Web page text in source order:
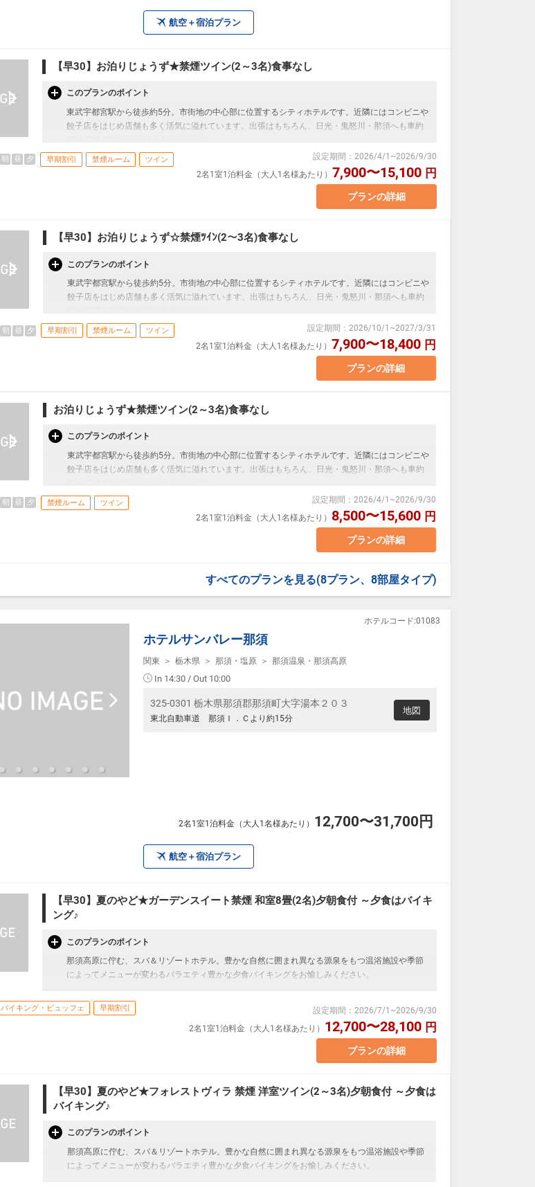
航空＋宿泊プラン
【早30】お泊りじょうず★禁煙ツイン(2～3名)食事なし
このプランのポイント
東武宇都宮駅から徒歩約5分。市街地の中心部に位置するシティホテルです。近隣にはコンビニや
餃子店をはじめ店舗も多く活気に溢れています。出張はもちろん、日光・鬼怒川・那須へも車約
◆ご宿泊日の30日前までご予約いただけます。
・禁煙ツインルーム 22平米 バス・トイレ付 正ベッド幅120cm×2台
す。
【宿泊施設における「こども・添い寝」について】
※0～6歳（未就学児)は添い寝対応が可能です。
朝 昼 夕 早期割引 禁煙ルーム ツイン 設定期間 ： 2026/4/1 ~2026/9/30
2名1室1泊料金（大人1名様あたり） 7,900〜15,100 円
プランの詳細
【早30】お泊りじょうず☆禁煙ﾂｲﾝ(2～3名)食事なし
このプランのポイント
東武宇都宮駅から徒歩約5分。市街地の中心部に位置するシティホテルです。近隣にはコンビニや
餃子店をはじめ店舗も多く活気に溢れています。出張はもちろん、日光・鬼怒川・那須へも車約
◆ご宿泊日の30日前までご予約いただけます。
※禁煙ツインルーム 22平米 バス・トイレ付 正ベッド幅120cm×2台
・宿泊税が必要な場合は現地払いとなります。（実施している自治体のみ）
【宿泊施設における「こども・添い寝」について】
・0～6歳（未就学児)は添い寝対応が可能です。（正ベッド1台につき1名様）
・添い寝のお子様がいる場合は「施設へのメッセージ」に人数・年齢を必ず入力ください。
※本プランは価格変動制です。
・予約のタイミングや空室状況により代金が変動するため、閲覧時と予約時で
朝 昼 夕 早期割引 禁煙ルーム ツイン 設定期間 ： 2026/10/1 ~2027/3/31
2名1室1泊料金（大人1名様あたり） 7,900〜18,400 円
プランの詳細
お泊りじょうず★禁煙ツイン(2～3名)食事なし
このプランのポイント
東武宇都宮駅から徒歩約5分。市街地の中心部に位置するシティホテルです。近隣にはコンビニや
餃子店をはじめ店舗も多く活気に溢れています。出張はもちろん、日光・鬼怒川・那須へも車約
【お部屋タイプ】
・禁煙ツインルーム 22平米 バス・トイレ付 正ベッド幅120cm×2台
・3名様1室にてご宿泊の場合は正ベッド＋ソファーベッド（ベッド幅100㎝）のご利用となりま
※添い寝のお子様がいる場合は「施設へのメッセージ」に人数・年齢を必ず入力してください。
朝 昼 夕 禁煙ルーム ツイン 設定期間 ： 2026/4/1 ~2026/9/30
2名1室1泊料金（大人1名様あたり） 8,500〜15,600 円
プランの詳細
すべてのプランを見る(8プラン、8部屋タイプ)
ホテルサンバレー那須
ホテルコード:01083
関東 栃木県 那須・塩原 那須温泉・那須高原
In 14:30 / Out 10:00
325-0301 栃木県那須郡那須町大字湯本２０３
東北自動車道 那須Ｉ．Ｃより約15分
地図
2名1室1泊料金（大人1名様あたり） 12,700〜31,700円
航空＋宿泊プラン
【早30】夏のやど★ガーデンスイート禁煙 和室8畳(2名)夕朝食付 ～夕食はバイキ
ング♪
このプランのポイント
那須高原に佇む、スパ＆リゾートホテル。豊かな自然に囲まれ異なる源泉をもつ温浴施設や季節
によってメニューが変わるバラエティ豊かな夕食バイキングをお愉しみください。
◆ご宿泊日の30日前までご予約いただけます。
【お部屋タイプ】「ガーデンスィート」
【宿泊施設における「こども・添い寝」について】
・こどもＡ料金は6～12歳／小学生、こどもＢ料金は3～5歳／未就学児が対象です。
・添い寝幼児(0～2歳／未就学児)の施設使用料：3,300円（現地払い）
・添い寝のお子様がいる場合は「施設へのメッセージ」に人数・年齢を必ず入力してください。
★★ここがポイント（旅行代金に含まれます）★★彡
※期間限定で、アクアヴィーナス（屋外プール）が滞在中利用OK！（添い寝幼児除く）
バイキング・ビュッフェ 早期割引 設定期間 ： 2026/7/1 ~2026/9/30
2名1室1泊料金（大人1名様あたり） 12,700〜28,100 円
プランの詳細
【早30】夏のやど★フォレストヴィラ 禁煙 洋室ツイン(2～3名)夕朝食付 ～夕食は
バイキング♪
このプランのポイント
那須高原に佇む、スパ＆リゾートホテル。豊かな自然に囲まれ異なる源泉をもつ温浴施設や季節
によってメニューが変わるバラエティ豊かな夕食バイキングをお愉しみください。